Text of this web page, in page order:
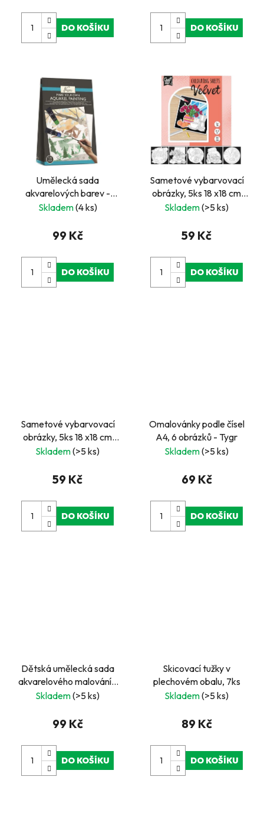
DO KOŠÍKU DO KOŠÍKU
Umělecká sada
akvarelových barev -
krajina
Skladem(4 ks)
99 Kč
DO KOŠÍKU
Sametové vybarvovací
obrázky, 5ks 18 x18 cm
červené
Skladem(>5 ks)
59 Kč
DO KOŠÍKU
Sametové vybarvovací
obrázky, 5ks 18 x18 cm
fialová
Skladem(>5 ks)
59 Kč
DO KOŠÍKU
Omalovánky podle čísel
A4, 6 obrázků - Tygr
Skladem(>5 ks)
69 Kč
DO KOŠÍKU
Dětská umělecká sada
akvarelového malování -
květiny
Skladem(>5 ks)
99 Kč
DO KOŠÍKU
Skicovací tužky v
plechovém obalu, 7ks
Skladem(>5 ks)
89 Kč
DO KOŠÍKU